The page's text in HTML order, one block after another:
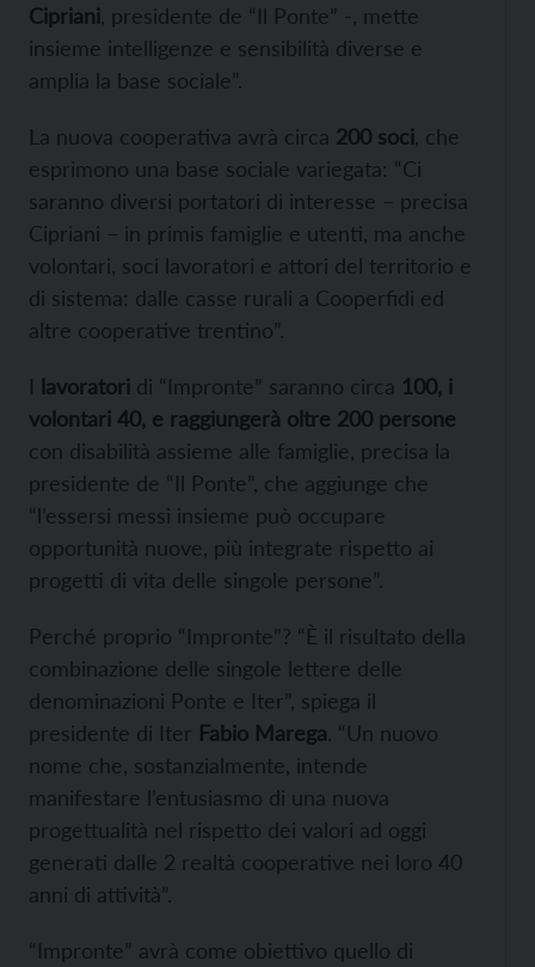
Cipriani , presidente de “Il Ponte” -, mette
insieme intelligenze e sensibilità diverse e
amplia la base sociale”.
La nuova cooperativa avrà circa 200 soci , che
esprimono una base sociale variegata: “Ci
saranno diversi portatori di interesse – precisa
Cipriani – in primis famiglie e utenti, ma anche
volontari, soci lavoratori e attori del territorio e
di sistema: dalle casse rurali a Cooperfidi ed
altre cooperative trentino”.
I lavoratori di “Impronte” saranno circa 100, i
volontari 40, e raggiungerà oltre 200 persone
con disabilità assieme alle famiglie, precisa la
presidente de “Il Ponte”, che aggiunge che
“l’essersi messi insieme può occupare
opportunità nuove, più integrate rispetto ai
progetti di vita delle singole persone”.
Perché proprio “Impronte”? “È il risultato della
combinazione delle singole lettere delle
denominazioni Ponte e Iter”, spiega il
presidente di Iter Fabio Marega. “Un nuovo
nome che, sostanzialmente, intende
manifestare l’entusiasmo di una nuova
progettualità nel rispetto dei valori ad oggi
generati dalle 2 realtà cooperative nei loro 40
anni di attività”.
“Impronte” avrà come obiettivo quello di